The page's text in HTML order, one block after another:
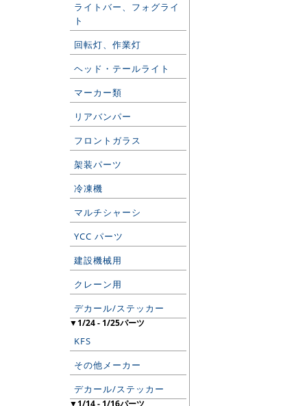
ライトバー、フォグライ
ト
回転灯、作業灯
ヘッド・テールライト
マーカー類
リアバンパー
フロントガラス
架装パーツ
冷凍機
マルチシャーシ
YCC パーツ
建設機械用
クレーン用
デカール/ステッカー
▼1/24 - 1/25パーツ
KFS
その他メーカー
デカール/ステッカー
▼1/14 - 1/16パーツ